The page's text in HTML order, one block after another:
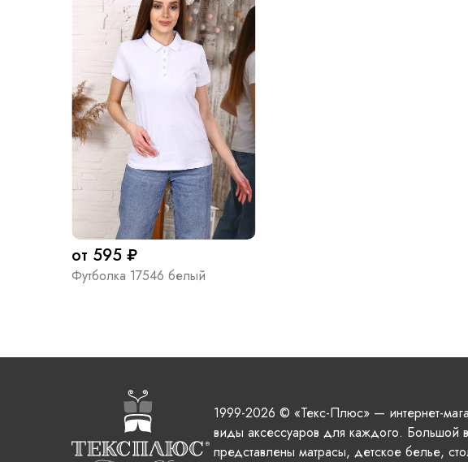
от 595 ₽
Футболка 17546 белый
1999-2026 © «Текс-Плюс» — интернет-
виды аксессуаров для каждого. Большой
представлены матрасы, детское белье,